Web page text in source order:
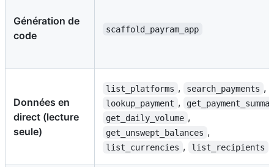
Génération de
code
scaffold_payram_app
Données en
direct (lecture
seule)
list_platforms , search_payments ,
lookup_payment ,
get_daily_volume ,
get_unswept_balances ,
list_currencies , list_recipients